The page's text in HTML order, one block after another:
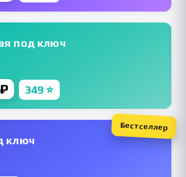
под ключ
349 ⭐
ключ
Бестселлер